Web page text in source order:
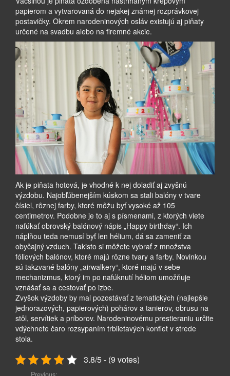
papierom a vytvarovaná do nejakej známej rozprávkovej
postavičky. Okrem narodeninových osláv existujú aj piňaty
určené na svadbu alebo na firemné akcie.
Ak je piňata hotová, je vhodné k nej doladiť aj zvyšnú
výzdobu. Najobľúbenejším kúskom sa stali balóny v tvare
čísiel, rôznej farby, ktoré môžu byť vysoké až 105
centimetrov. Podobne je to aj s písmenami, z ktorých viete
nafúkať obrovský balónový nápis „Happy birthday“. Ich
náplňou teda nemusí byť len hélium, dá sa zameniť za
obyčajný vzduch. Takisto si môžete vybrať z množstva
fóliových balónov, ktoré majú rôzne tvary a farby. Novinkou
sú takzvané balóny „airwalkery“, ktoré majú v sebe
mechanizmus, ktorý im po nafúknutí héliom umožňuje
vznášať sa a cestovať po izbe.
Zvyšok výzdoby by mal pozostávať z tematických (najlepšie
jednorazových, papierových) pohárov a tanierov, obrusu na
stôl, servítiek a príborov. Narodeninovému prestieraniu určite
vdýchnete čaro rozsypaním trblietavých konfiet v strede
stola.
3.8/5 - (9 votes)